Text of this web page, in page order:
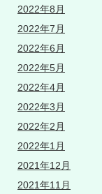
2022年8月
2022年7月
2022年6月
2022年5月
2022年4月
2022年3月
2022年2月
2022年1月
2021年12月
2021年11月